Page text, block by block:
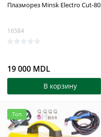
Плазморез Minsk Electro Cut-80
16584
19 000 MDL
В корзину
Топ